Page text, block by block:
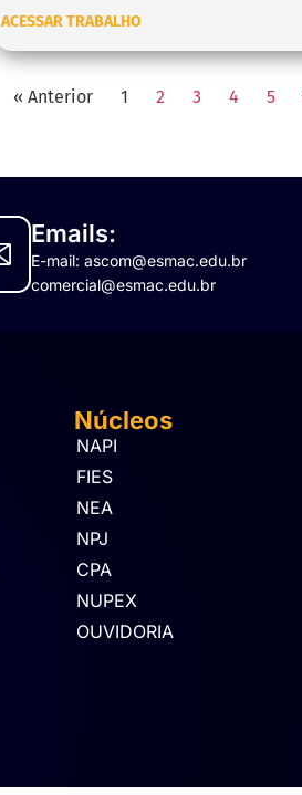
ACESSAR TRABALHO
« Anterior 1 2 3 4 5
Emails:
E-mail: ascom@esmac.edu.br
comercial@esmac.edu.br
Núcleos
NAPI
FIES
NEA
NPJ
CPA
NUPEX
OUVIDORIA